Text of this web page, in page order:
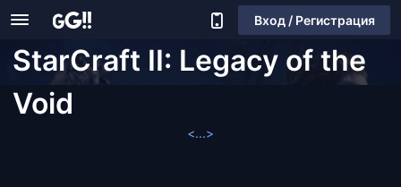
Вход / Регистрация
StarCraft II: Legacy of the
Void
<...>